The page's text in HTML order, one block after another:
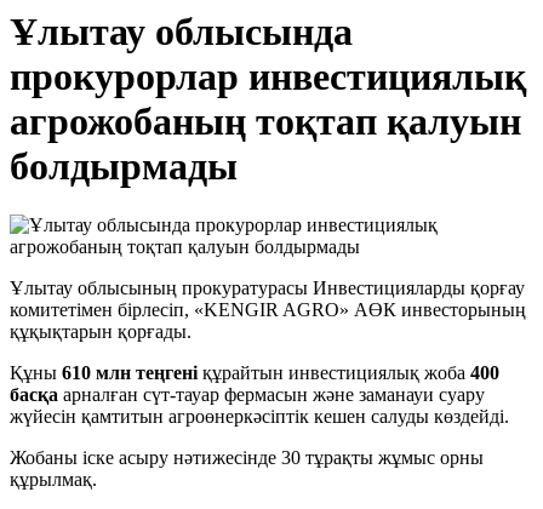
Ұлытау облысында
прокурорлар инвестициялық
агрожобаның тоқтап қалуын
болдырмады
Ұлытау облысының прокуратурасы Инвестицияларды қорғау
комитетімен бірлесіп, «KENGIR AGRO» АӨК инвесторының
құқықтарын қорғады.
Құны 610 млн теңгеніқұрайтын инвестициялық жоба 400
басқа арналған сүт-тауар фермасын және заманауи суару
жүйесін қамтитын агроөнеркәсіптік кешен салуды көздейді.
Жобаны іске асыру нәтижесінде 30 тұрақты жұмыс орны
құрылмақ.